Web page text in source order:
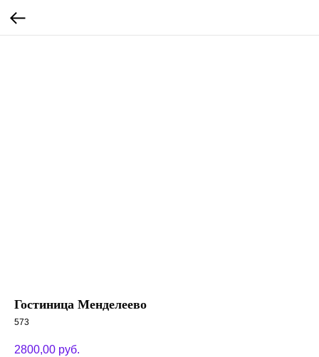
Гостиница Менделеево
573
2800,00 руб.